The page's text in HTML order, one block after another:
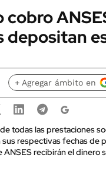
cobro
depositan
+ Agregar ámbito en
todas las prestaciones
respectivas fechas de
recibirán el dinero